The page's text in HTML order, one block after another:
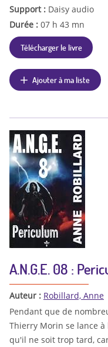
Support : Daisy audio
Durée : 07 h 43 mn
Télécharger le livre
Ajouter à ma liste
A.N.G.E. 08 :
Auteur : Robillard, Anne
Pendant que de
Thierry Morin se lance
qu'il ne soit trop tard,